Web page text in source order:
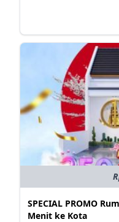
SPECIAL PROMO
Menit ke Kota